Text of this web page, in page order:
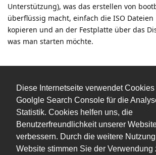
Diese Internetseite verwendet Cookies
Goolgle Search Console für die
Statistik. Cookies helfen uns, die
Benutzerfreundlichkeit unserer
verbessern. Durch die weitere
Website stimmen Sie der Verwendung
Unterstützung), was das erstellen von
überflüssig macht, einfach die ISO
kopieren und an der Festplatte über das
was man starten möchte.
Eine Antwort schreiben…